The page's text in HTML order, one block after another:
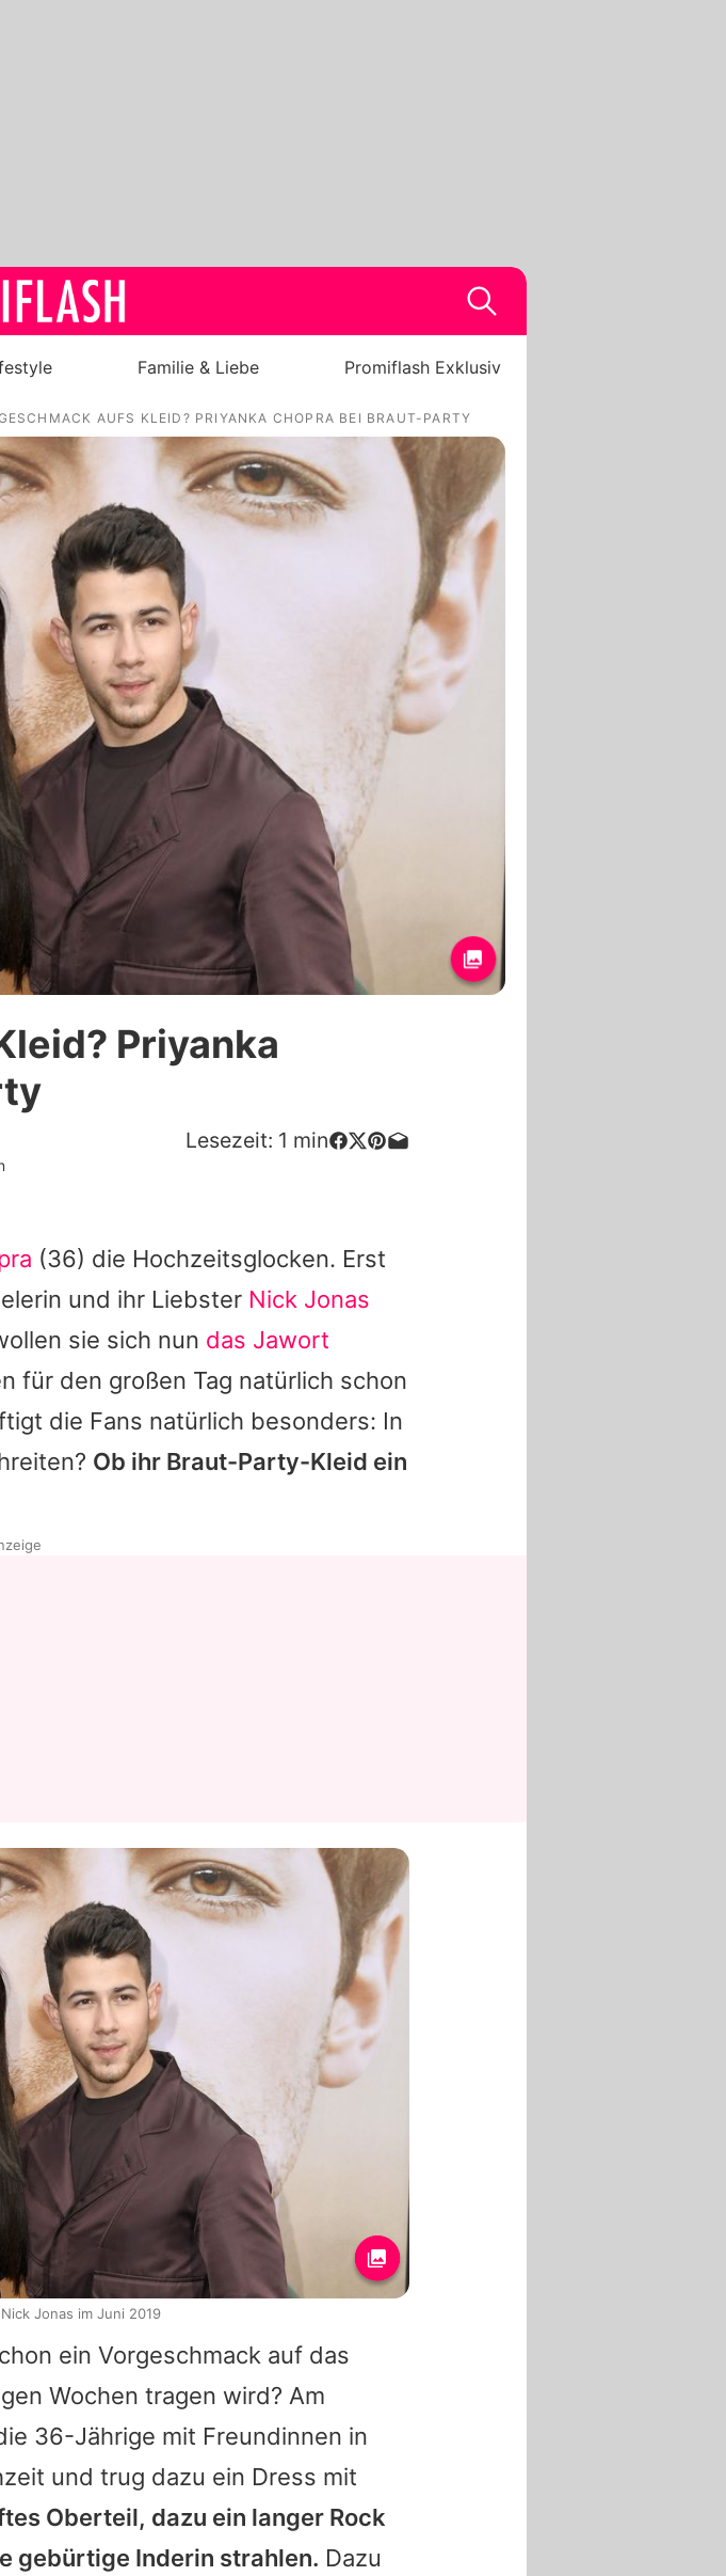
Serien
& Liebe
Exklusiv
Promiflash
Jobs
Richtlinien
Familie & Liebe Promiflash Exklusiv
AUFS KLEID? PRIYANKA CHOPRA BEI BRAUT-PARTY
Priyanka
Lesezeit: 1 min
(36) die Hochzeitsglocken. Erst
und ihr Liebster Nick Jonas
sie sich nun das Jawort
für den großen Tag natürlich schon
die Fans natürlich besonders: In
Ob ihr Braut-Party-Kleid ein
ein Vorgeschmack auf das
Wochen tragen wird? Am
36-Jährige mit Freundinnen in
und trug dazu ein Dress mit
Oberteil, dazu ein langer Rock
gebürtige Inderin strahlen. Dazu
Jonas im Juni 2019